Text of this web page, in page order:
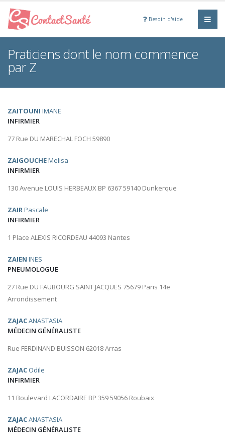
Besoin d'aide
Praticiens dont le nom commence
par Z
ZAITOUNI IMANE
INFIRMIER
77 Rue DU MARECHAL FOCH 59890
ZAIGOUCHEMelisa
INFIRMIER
130 Avenue LOUIS HERBEAUX BP 6367 59140 Dunkerque
ZAIRPascale
INFIRMIER
1 Place ALEXIS RICORDEAU 44093 Nantes
ZAIEN INES
PNEUMOLOGUE
27 Rue DU FAUBOURG SAINT JACQUES 75679 Paris 14e
Arrondissement
ZAJACANASTASIA
MÉDECIN GÉNÉRALISTE
Rue FERDINAND BUISSON 62018 Arras
ZAJAC Odile
INFIRMIER
11 Boulevard LACORDAIRE BP 359 59056 Roubaix
ZAJACANASTASIA
MÉDECIN GÉNÉRALISTE